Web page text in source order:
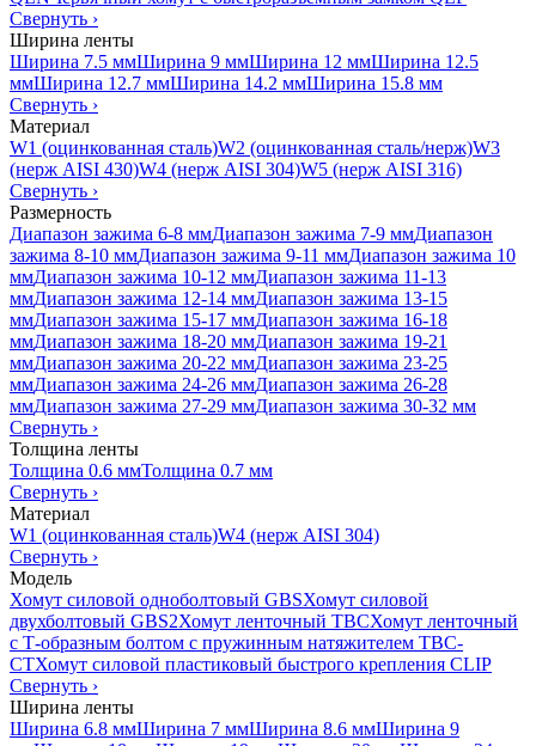
Свернуть ›
Ширина ленты
Ширина 7.5 ммШирина 9 ммШирина 12 ммШирина 12.5
ммШирина 12.7 ммШирина 14.2 ммШирина 15.8 мм
Свернуть ›
Материал
W1 (оцинкованная сталь)W2 (оцинкованная сталь/нерж)W3
(нерж AISI 430)W4 (нерж AISI 304)W5 (нерж AISI 316)
Свернуть ›
Размерность
Диапазон зажима 6-8 ммДиапазон зажима 7-9 ммДиапазон
зажима 8-10 ммДиапазон зажима 9-11 ммДиапазон зажима 10
ммДиапазон зажима 10-12 ммДиапазон зажима 11-13
ммДиапазон зажима 12-14 ммДиапазон зажима 13-15
ммДиапазон зажима 15-17 ммДиапазон зажима 16-18
ммДиапазон зажима 18-20 ммДиапазон зажима 19-21
ммДиапазон зажима 20-22 ммДиапазон зажима 23-25
ммДиапазон зажима 24-26 ммДиапазон зажима 26-28
ммДиапазон зажима 27-29 ммДиапазон зажима 30-32 мм
Свернуть ›
Толщина ленты
Толщина 0.6 ммТолщина 0.7 мм
Свернуть ›
Материал
W1 (оцинкованная сталь)W4 (нерж AISI 304)
Свернуть ›
Модель
Хомут силовой одноболтовый GBSХомут силовой
двухболтовый GBS2Хомут ленточный TBCХомут ленточный
с Т-образным болтом с пружинным натяжителем TBC-
CTХомут силовой пластиковый быстрого крепления CLIP
Свернуть ›
Ширина ленты
Ширина 6.8 ммШирина 7 ммШирина 8.6 ммШирина 9